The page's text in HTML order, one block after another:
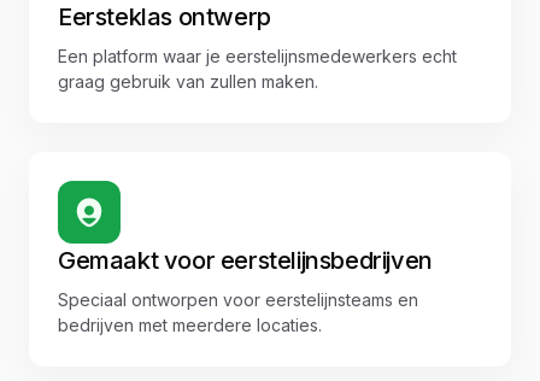
Eersteklas ontwerp
Een platform waar je eerstelijnsmedewerkers echt
graag gebruik van zullen maken.
Gemaakt voor eerstelijnsbedrijven
Speciaal ontworpen voor eerstelijnsteams en
bedrijven met meerdere locaties.